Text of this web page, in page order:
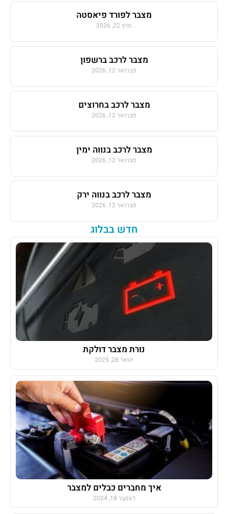
מצבר לפורד פיאסטה
מרץ 22, 2026
מצבר לרכב ברשפון
פברואר 12, 2026
מצבר לרכב בחרוצים
פברואר 12, 2026
מצבר לרכב בנווה ימין
פברואר 12, 2026
מצבר לרכב בנווה ירק
פברואר 12, 2026
חדש בבלוג
נורת מצבר דולקת
ינואר 28, 2025
איך מחברים כבלים למצבר
דצמבר 18, 2024